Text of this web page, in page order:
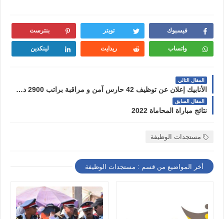
فيسبوك تويتر بنترست
واتساب ريدايت لينكدين
المقال التالي
الأنابيك إعلان عن توظيف 42 حارس آمن و مراقبة براتب 2900 درهم شهريا
المقال السابق
نتائج مباراة المحاماة 2022
مستجدات الوظيفة
أخر المواضيع من قسم : مستجدات الوظيفة